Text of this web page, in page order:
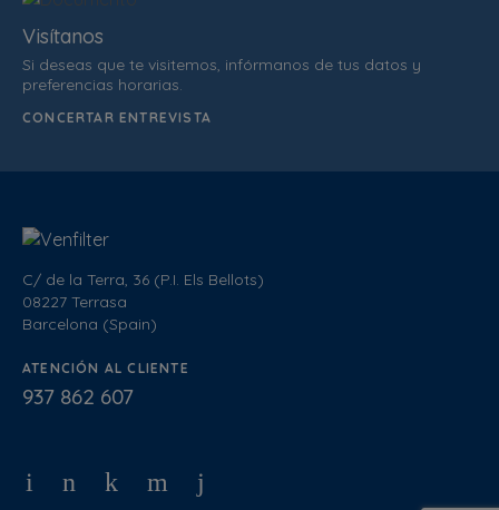
C/ de la Terra, 36 (P.I. Els Bellots)
08227 Terrasa
Barcelona (Spain)
ATENCIÓN AL CLIENTE
937 862 607
Visítanos
Si deseas que te visitemos, infórmanos de tus datos y
preferencias horarias.
CONCERTAR ENTREVISTA